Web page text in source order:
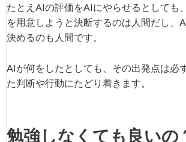
たとえAIの評価をAIにやらせるとしても
を用意しようと決断するのは人間だし、
決めるのも人間です。
AIが何をしたとしても、その出発点は必
た判断や行動にたどり着きます。
勉強しなくても良いの